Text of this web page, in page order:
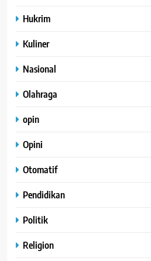
Hukrim
Kuliner
Nasional
Olahraga
opin
Opini
Otomatif
Pendidikan
Politik
Religion